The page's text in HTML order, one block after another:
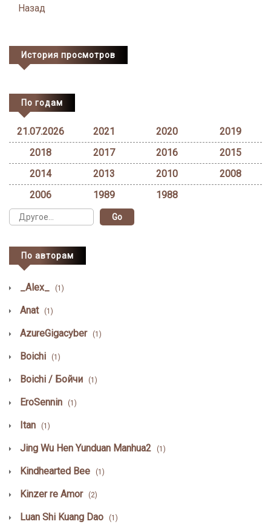
Posts
Назад
История просмотров
По годам
21.07.2026 2021 2020
2019
2018
2017 2016
2015
2014
2013 2010
2008
2006
1989 1988
По авторам
_Alex_ (1)
Anat (1)
AzureGigacyber (1)
Boichi (1)
Boichi / Бойчи (1)
EroSennin (1)
Itan (1)
Jing Wu Hen Yunduan Manhua2 (1)
Kindhearted Bee (1)
Kinzer re Amor (2)
Luan Shi Kuang Dao (1)